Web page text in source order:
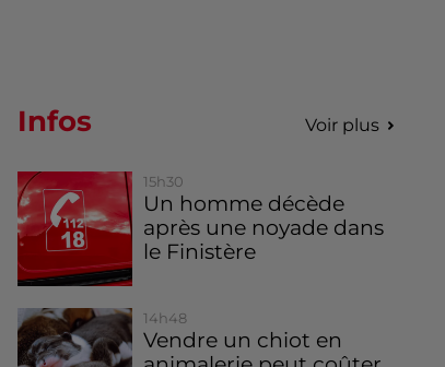
Infos Voir plus
15h30
Un homme décède
après une noyade dans
le Finistère
14h48
Vendre un chiot en